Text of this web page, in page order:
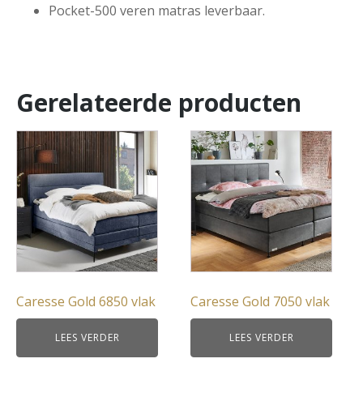
Pocket-500 veren matras leverbaar.
Gerelateerde producten
Caresse Gold 6850 vlak
LEES VERDER
Caresse Gold 7050 vlak
LEES VERDER